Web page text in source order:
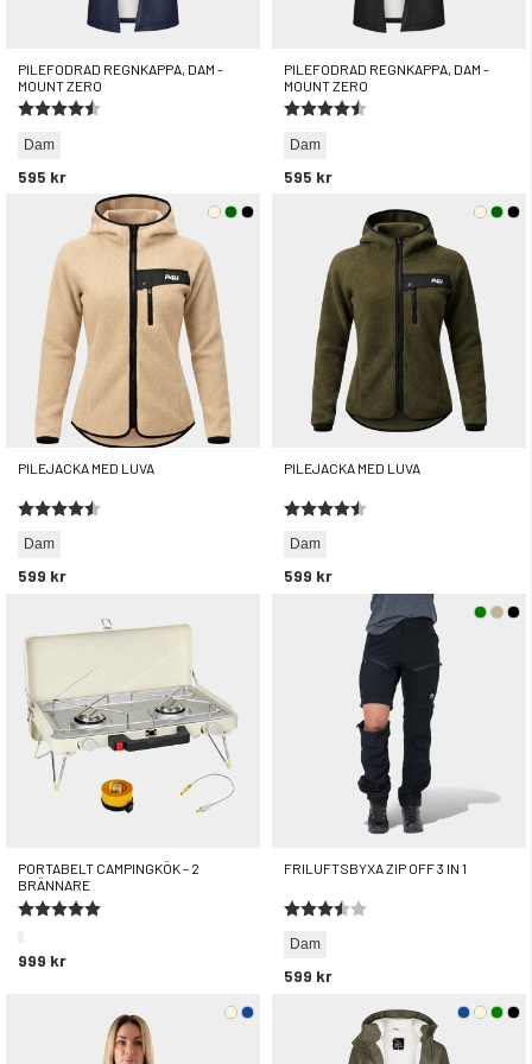
PILEFODRAD REGNKAPPA, DAM -
MOUNT ZERO
Dam
595 kr
Betyg:
4.6 utav 5 stjärnor
PILEFODRAD REGNKAPPA, DAM -
MOUNT ZERO
Dam
595 kr
Betyg:
4.6 utav 5 stjärnor
PILEJACKA MED LUVA
Dam
599 kr
Betyg:
4.5 utav 5 stjärnor
PILEJACKA MED LUVA
Dam
599 kr
Betyg:
4.5 utav 5 stjärnor
PORTABELT CAMPINGKÖK – 2
BRÄNNARE
999 kr
Betyg:
5.0 utav 5 stjärnor
FRILUFTSBYXA ZIP OFF 3 IN 1
Dam
599 kr
Betyg:
3.8 utav 5 stjärnor